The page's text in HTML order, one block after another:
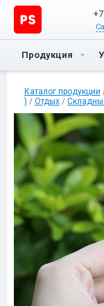
Продукция
Каталог продукции
) / Отдых /